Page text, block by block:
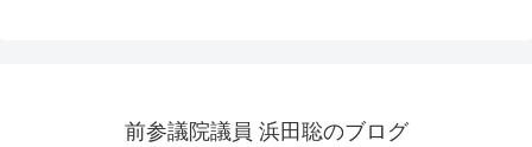
前参議院議員 浜田聡のブログ